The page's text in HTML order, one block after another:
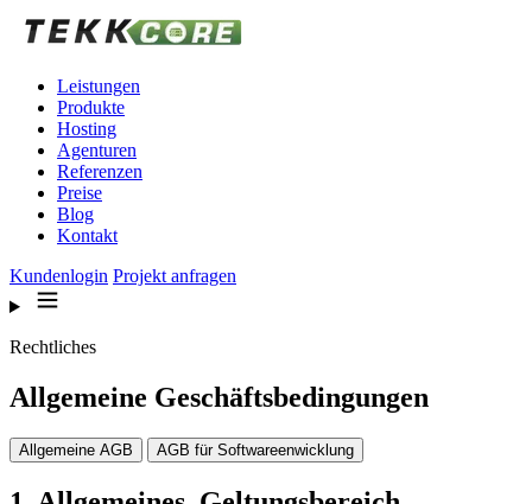
Zum Inhalt springen
Leistungen
Produkte
Hosting
Agenturen
Referenzen
Preise
Blog
Kontakt
Kundenlogin Projekt anfragen
Rechtliches
Allgemeine Geschäftsbedingungen
Allgemeine AGB AGB für Softwareenwicklung